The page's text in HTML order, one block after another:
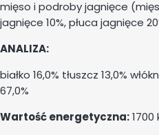
mięso i podroby jagnięce
jagnięce 10%, płuca jagnięce
ANALIZA:
białko 16,0% tłuszcz 13,0%
67,0%
Wartość energetyczna:1700